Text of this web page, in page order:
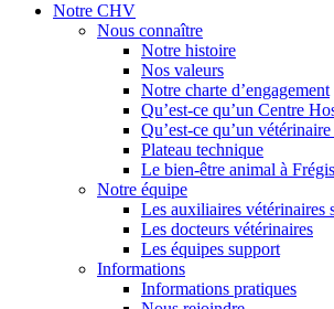
Notre CHV
Nous connaître
Notre histoire
Nos valeurs
Notre charte d’engagement
Qu’est-ce qu’un Centre
Qu’est-ce qu’un
Plateau technique
Le bien-être animal à Frégis
Notre équipe
Les auxiliaires vétérinaires
Les docteurs vétérinaires
Les équipes support
Informations
Informations pratiques